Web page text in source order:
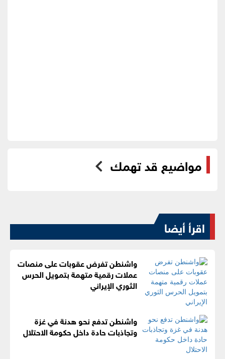
مواضيع قد تهمك
اقرأ أيضا
واشنطن تفرض عقوبات على منصات
عملات رقمية متهمة بتمويل الحرس
الثوري الإيراني
واشنطن تدفع نحو هدنة في غزة
وتجاذبات حادة داخل حكومة الاحتلال